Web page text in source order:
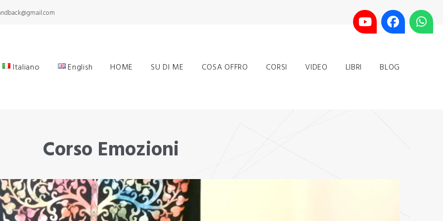
Italiano English HOME SU DI ME COSA OFFRO CORSI VIDEO LIBRI BLOG
Corso Emozioni